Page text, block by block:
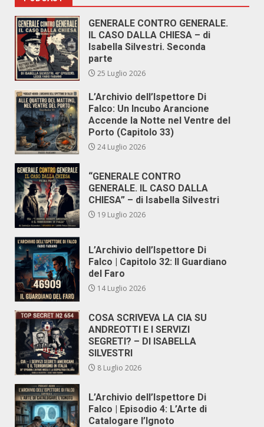
GENERALE CONTRO GENERALE.
IL CASO DALLA CHIESA – di
Isabella Silvestri. Seconda
parte
25 Luglio 2026
L’Archivio dell’Ispettore Di
Falco: Un Incubo Arancione
Accende la Notte nel Ventre del
Porto (Capitolo 33)
24 Luglio 2026
“GENERALE CONTRO
GENERALE. IL CASO DALLA
CHIESA” – di Isabella Silvestri
19 Luglio 2026
L’Archivio dell’Ispettore Di
Falco | Capitolo 32: Il Guardiano
del Faro
14 Luglio 2026
COSA SCRIVEVA LA CIA SU
ANDREOTTI E I SERVIZI
SEGRETI? – DI ISABELLA
SILVESTRI
8 Luglio 2026
L’Archivio dell’Ispettore Di
Falco | Episodio 4: L’Arte di
Catalogare l’Ignoto